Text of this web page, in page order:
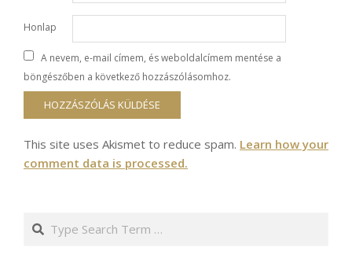
Honlap
A nevem, e-mail címem, és weboldalcímem mentése a
böngészőben a következő hozzászólásomhoz.
This site uses Akismet to reduce spam. Learn how your
comment data is processed.
Search